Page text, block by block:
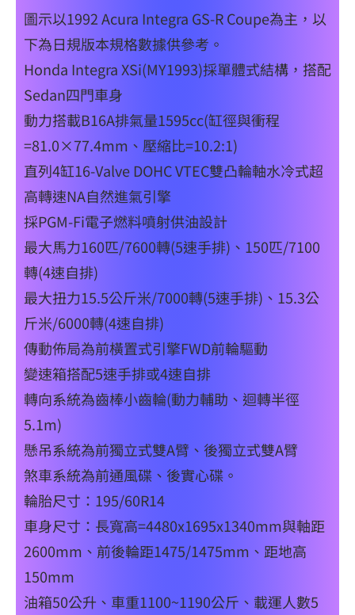
圖示以1992 Acura Integra GS-R Coupe為主，以
下為日規版本規格數據供參考。
Honda Integra XSi(MY1993)採單體式結構，搭配
Sedan四門車身
動力搭載B16A排氣量1595cc(缸徑與衝程
=81.0×77.4mm、壓縮比=10.2:1)
直列4缸16-Valve DOHC VTEC雙凸輪軸水冷式超
高轉速NA自然進氣引擎
採PGM-Fi電子燃料噴射供油設計
最大馬力160匹/7600轉(5速手排)、150匹/7100
轉(4速自排)
最大扭力15.5公斤米/7000轉(5速手排)、15.3公
斤米/6000轉(4速自排)
傳動佈局為前橫置式引擎FWD前輪驅動
變速箱搭配5速手排或4速自排
轉向系統為齒棒小齒輪(動力輔助、迴轉半徑
5.1m)
懸吊系統為前獨立式雙A臂、後獨立式雙A臂
煞車系統為前通風碟、後實心碟。
輪胎尺寸：195/60R14
車身尺寸：長寬高=4480x1695x1340mm與軸距
2600mm、前後輪距1475/1475mm、距地高
150mm
油箱50公升、車重1100~1190公斤、載運人數5